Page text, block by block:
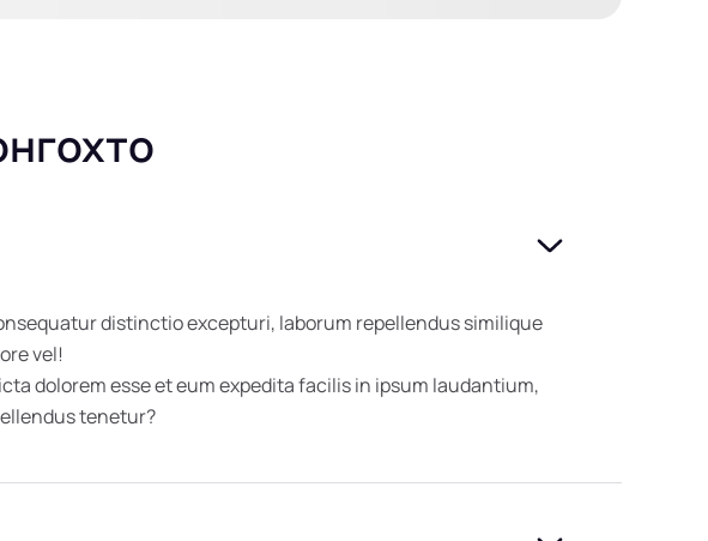
distinctio excepturi, laborum repellendus similique
vel!
dolorem esse et eum expedita facilis in ipsum laudantium,
tenetur?